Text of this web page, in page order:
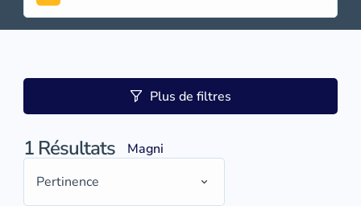
Plus de filtres
1 Résultats
Magni
Pertinence